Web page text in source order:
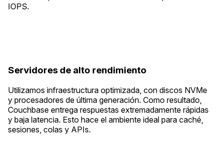
IOPS.
Servidores de alto rendimiento
Utilizamos infraestructura optimizada, con discos NVMe
y procesadores de última generación. Como resultado,
Couchbase entrega respuestas extremadamente rápidas
y baja latencia. Esto hace el ambiente ideal para caché,
sesiones, colas y APIs.